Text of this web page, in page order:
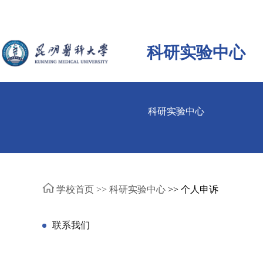
科研实验中心
科研实验中心
学校首页 >> 科研实验中心 >> 个人申诉
联系我们